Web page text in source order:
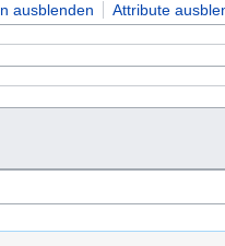
ausblenden
Attribute